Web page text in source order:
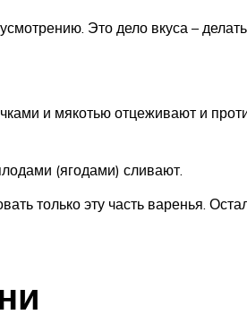
Это дело вкуса –
и мякотью отцеживают и
(ягодами) сливают.
только эту часть варенья.